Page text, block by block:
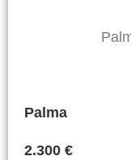
Palma
2.300 €